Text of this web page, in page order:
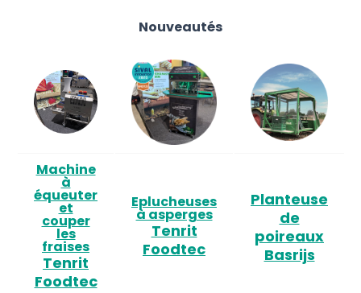
Nouveautés
Machine
à
équeuter
et
couper
les
fraises
Tenrit
Foodtec
Eplucheuses
à asperges
Tenrit
Foodtec
Planteuse
de
poireaux
Basrijs